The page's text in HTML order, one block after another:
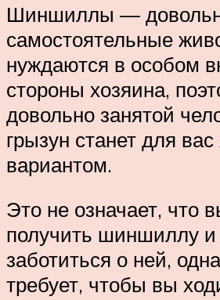
Шиншиллы —
самостоятельные
нуждаются в особом
стороны хозяина,
довольно занятой
грызун станет для
вариантом.
Это не означает, что
получить шиншиллу и
заботиться о ней,
требует, чтобы вы